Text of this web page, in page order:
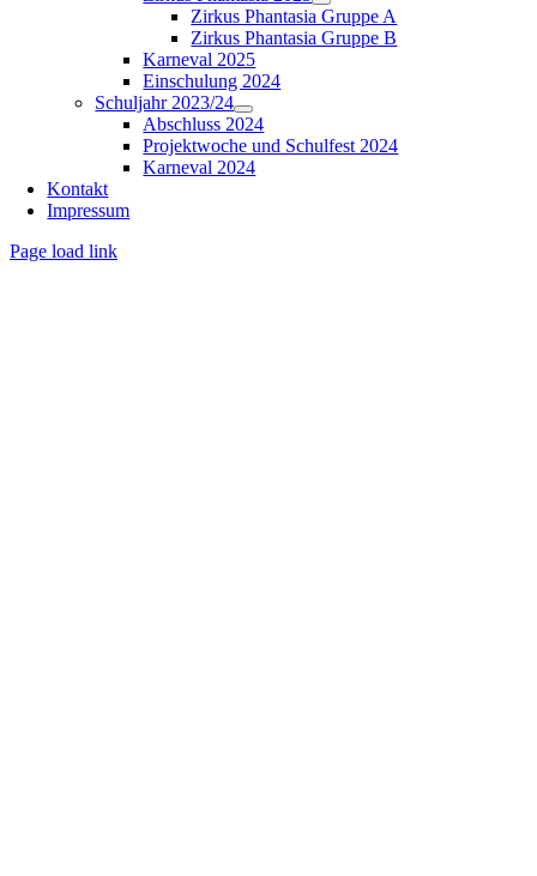
Zirkus Phantasia Gruppe A
Zirkus Phantasia Gruppe B
Karneval 2025
Einschulung 2024
Schuljahr 2023/24
Abschluss 2024
Projektwoche und Schulfest 2024
Karneval 2024
Kontakt
Impressum
Page load link